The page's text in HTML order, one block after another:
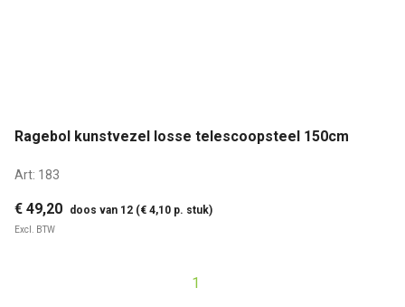
Ragebol kunstvezel losse telescoopsteel 150cm
Art: 183
€ 49,20 doos van 12 (€ 4,10 p. stuk)
Excl. BTW
1